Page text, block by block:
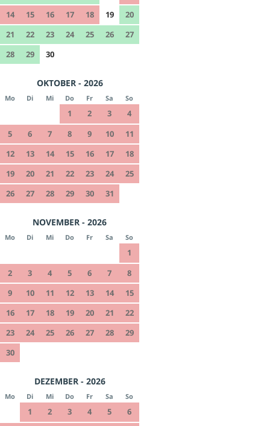
14
15 16 17 18 19
20
21
22 23 24 25 26
27
28
29 30
OKTOBER - 2026
Mo Di Mi Do Fr Sa So
1 2 3
4
5
6 7 8 9 10
11
12
13 14 15 16 17
18
19
20 21 22 23 24
25
26
27 28 29 30 31
NOVEMBER - 2026
Mo Di Mi Do Fr Sa So
1
2
3 4 5 6 7
8
9
10 11 12 13 14
15
16
17 18 19 20 21
22
23
24 25 26 27 28
29
30
DEZEMBER - 2026
Mo Di Mi Do Fr Sa So
1 2 3 4 5
6